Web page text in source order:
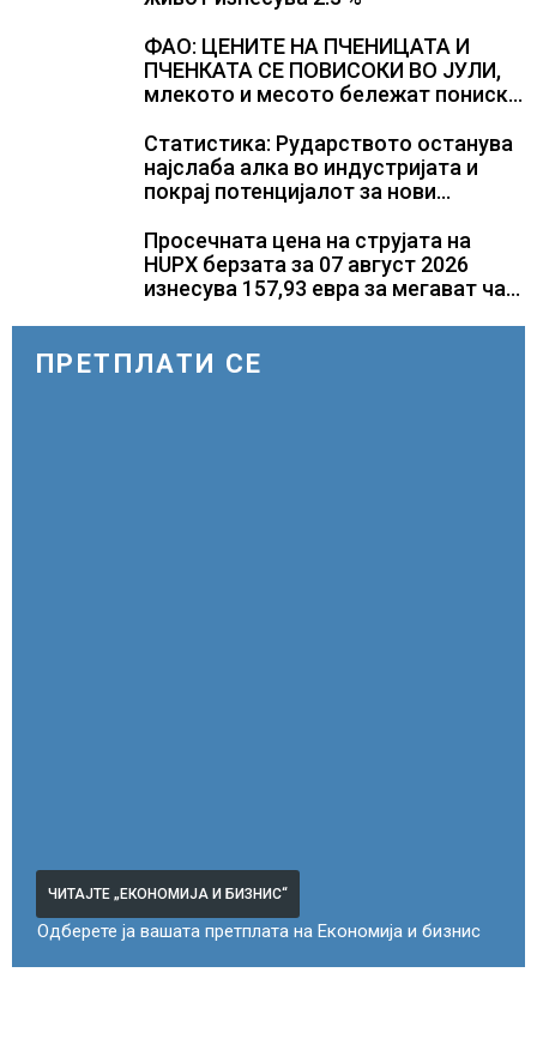
ФАО: ЦЕНИТЕ НА ПЧЕНИЦАТА И
ПЧЕНКАТА СЕ ПОВИСОКИ ВО ЈУЛИ,
млекото и месото бележат пониски
Статистика: Рударството останува
најслаба алка во индустријата и
покрај потенцијалот за нови
Просечната цена на струјата на
HUPX берзата за 07 август 2026
изнесува 157,93 евра за мегават час,
ПРЕТПЛАТИ СЕ
ЧИТАЈТЕ „ЕКОНОМИЈА И БИЗНИС“
Одберете ја вашата претплата на Економија и бизнис